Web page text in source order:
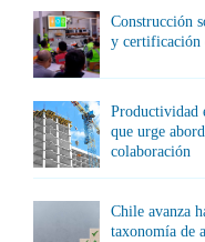
Construcción
y certificación
Productividad
que urge
colaboración
Chile avanza
taxonomía de